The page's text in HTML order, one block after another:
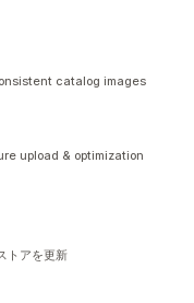
catalog images
upload & optimization
トアを更新